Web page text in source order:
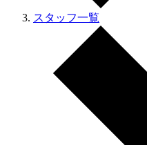
スタッフ一覧